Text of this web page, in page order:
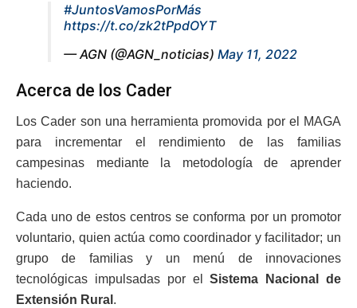
#JuntosVamosPorMás
https://t.co/zk2tPpdOYT
— AGN (@AGN_noticias) May 11, 2022
Acerca de los Cader
Los Cader son una herramienta promovida por el MAGA
para incrementar el rendimiento de las familias
campesinas mediante la metodología de aprender
haciendo.
Cada uno de estos centros se conforma por un promotor
voluntario, quien actúa como coordinador y facilitador; un
grupo de familias y un menú de innovaciones
tecnológicas impulsadas por elSistema Nacional de
Extensión Rural .